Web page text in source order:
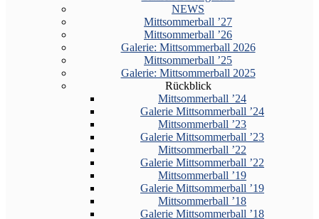
NEWS
Mittsommerball ’27
Mittsommerball ’26
Galerie: Mittsommerball 2026
Mittsommerball ’25
Galerie: Mittsommerball 2025
Rückblick
Mittsommerball ’24
Galerie Mittsommerball ’24
Mittsommerball ’23
Galerie Mittsommerball ’23
Mittsommerball ’22
Galerie Mittsommerball ’22
Mittsommerball ’19
Galerie Mittsommerball ’19
Mittsommerball ’18
Galerie Mittsommerball ’18